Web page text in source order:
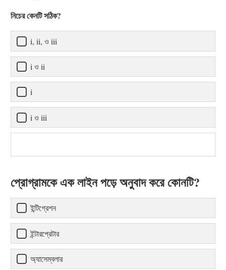
নিচের কেনটি সঠিক?
i, ii, ও iii
i ও ii
i
i ও iii
প্রোগ্রামকে এক লাইন পড়ে অনুবাদ করে কোনটি?
ইন্টিগ্রেশন
ইন্টারপ্রেটার
অ্যাসেম্বলার